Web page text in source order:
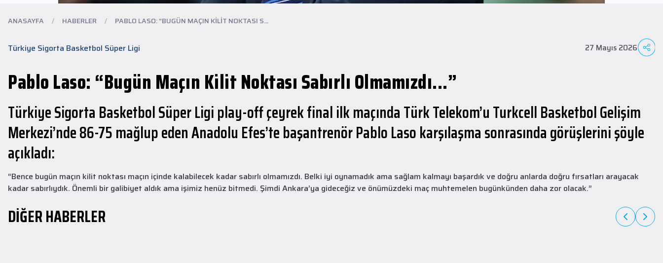
ANASAYFA / HABERLER / PABLO LASO: “BUGÜN MAÇIN KILIT NOKTASI S...
Türkiye Sigorta Basketbol Süper Ligi 27 Mayıs 2026
Pablo Laso: “Bugün Maçın Kilit Noktası Sabırlı Olmamızdı...”
Türkiye Sigorta Basketbol Süper Ligi play-off çeyrek final ilk maçında Türk Telekom’u Turkcell Basketbol Gelişim
Merkezi’nde 86-75 mağlup eden Anadolu Efes’te başantrenör Pablo Laso karşılaşma sonrasında görüşlerini şöyle
açıkladı:
“Bence bugün maçın kilit noktası maçın içinde kalabilecek kadar sabırlı olmamızdı. Belki iyi oynamadık ama sağlam kalmayı başardık ve doğru anlarda doğru fırsatları arayacak
kadar sabırlıydık. Önemli bir galibiyet aldık ama işimiz henüz bitmedi. Şimdi Ankara’ya gideceğiz ve önümüzdeki maç muhtemelen bugünkünden daha zor olacak.”
DİĞER HABERLER
Altyapı
Altyapı Takımlarımız Yeni Sezon
Çalışmalarına Başladı
antrenmanlarını gerçekleştirdi.
Yeni transferimiz Collin Malcolm, Anadolu
Sağlık Merkezi Hastanesi'nde sağlık
A Takım 27 Temmuz 2026
Ailemizin en yeni üyesi Collin Malcolm!
1997 doğumlu Amerikalı oyuncu Collin Malcolm, üniversite kariyerini
Warner Pacific College'da tamamladıktan sonra profesyonel